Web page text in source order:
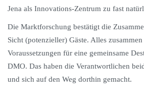
Jena als Innovations-Zentrum zu fast
Die Marktforschung bestätigt die
Sicht (potenzieller) Gäste. Alles
Voraussetzungen für eine gemeinsame
DMO. Das haben die Verantwortlichen
und sich auf den Weg dorthin gemacht.